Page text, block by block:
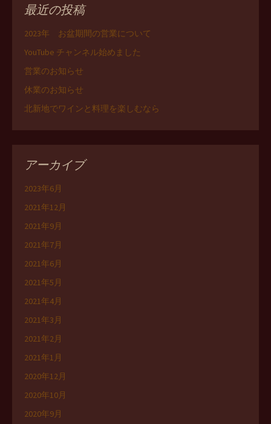
最近の投稿
2023年 お盆期間の営業について
YouTube チャンネル始めました
営業のお知らせ
休業のお知らせ
北新地でワインと料理を楽しむなら
アーカイブ
2023年6月
2021年12月
2021年9月
2021年7月
2021年6月
2021年5月
2021年4月
2021年3月
2021年2月
2021年1月
2020年12月
2020年10月
2020年9月